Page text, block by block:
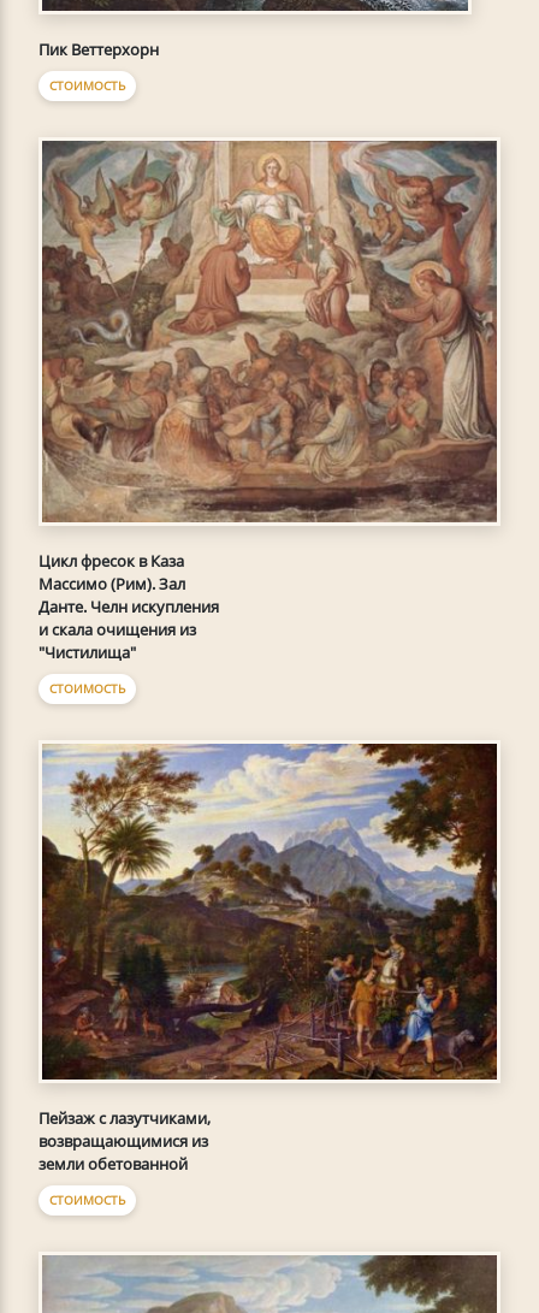
Пик Веттерхорн
СТОИМОСТЬ
Цикл фресок в Каза
Массимо (Рим). Зал
Данте. Челн искупления
и скала очищения из
"Чистилища"
СТОИМОСТЬ
Пейзаж с лазутчиками,
возвращающимися из
земли обетованной
СТОИМОСТЬ